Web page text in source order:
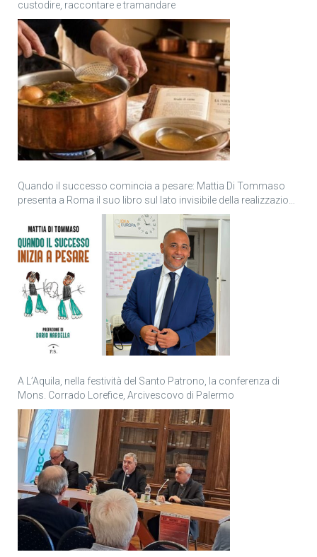
custodire, raccontare e tramandare
Quando il successo comincia a pesare: Mattia Di Tommaso
presenta a Roma il suo libro sul lato invisibile della realizzazione
A L’Aquila, nella festività del Santo Patrono, la conferenza di
Mons. Corrado Lorefice, Arcivescovo di Palermo